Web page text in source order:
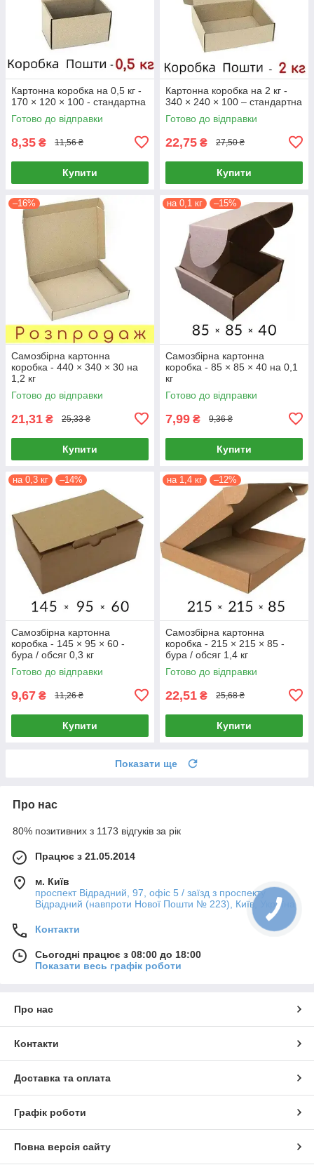
Картонна коробка на 0,5 кг -
170 × 120 × 100 - стандартна
Готово до відправки
8,35 ₴ 11,56 ₴
Купити
Картонна коробка на 2 кг -
340 × 240 × 100 – стандартна
Готово до відправки
22,75 ₴ 27,50 ₴
Купити
–16%
Самозбірна картонна
коробка - 440 × 340 × 30 на
1,2 кг
Готово до відправки
21,31 ₴ 25,33 ₴
Купити
на 0,1 кг –15%
Самозбірна картонна
коробка - 85 × 85 × 40 на 0,1
кг
Готово до відправки
7,99 ₴ 9,36 ₴
Купити
на 0,3 кг –14%
Самозбірна картонна
коробка - 145 × 95 × 60 -
бура / обсяг 0,3 кг
Готово до відправки
9,67 ₴ 11,26 ₴
Купити
на 1,4 кг –12%
Самозбірна картонна
коробка - 215 × 215 × 85 -
бура / обсяг 1,4 кг
Готово до відправки
22,51 ₴ 25,68 ₴
Купити
Показати ще
Про нас
80% позитивних з 1173 відгуків за рік
Працює з 21.05.2014
м. Київ
проспект Відрадний, 97, офіс 5 / заїзд з проспекту
Відрадний (навпроти Нової Пошти № 223), Київ, Україна
Контакти
Сьогодні працює з 08:00 до 18:00
Показати весь графік роботи
Про нас
Контакти
Доставка та оплата
Графік роботи
Повна версія сайту